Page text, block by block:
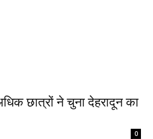
छात्रों ने चुना देहरादून का
0